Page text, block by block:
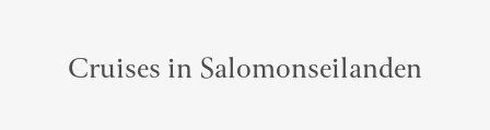
Cruises in Salomonseilanden